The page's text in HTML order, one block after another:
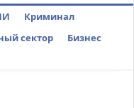
Криминал
сектор
Бизнес